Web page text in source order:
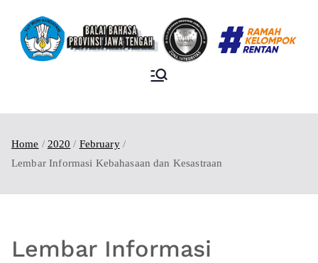
TENGAH
Home 2020
February
Lembar Informasi Kebahasaan dan Kesastraan
Lembar Informasi